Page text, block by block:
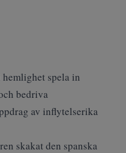
spela in
bedriva
av inflytelserika
skakat den spanska